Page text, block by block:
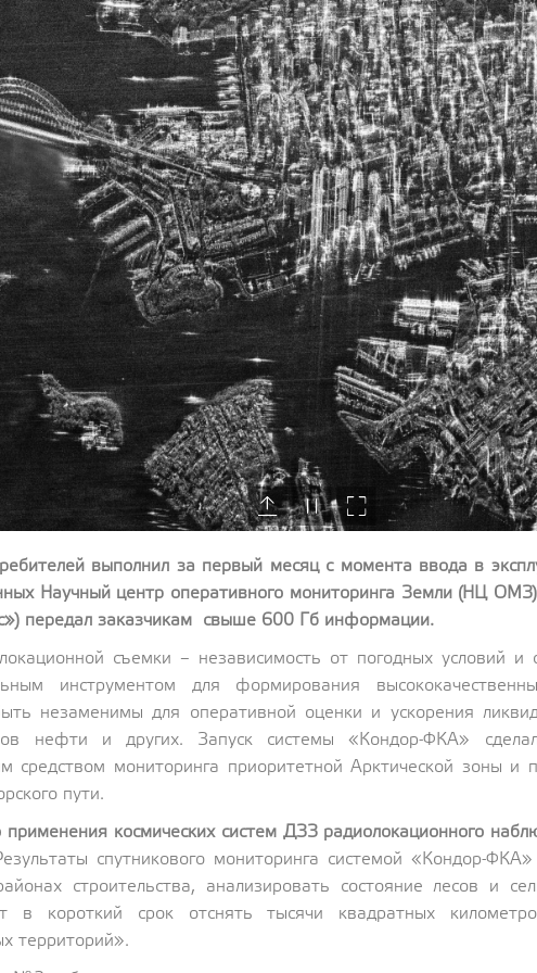
выполнил за первый месяц с момента ввода в
Научный центр оперативного мониторинга Земли (НЦ ОМЗ)
передал заказчикам свыше 600 Гб информации.
съемки – независимость от погодных условий
инструментом для формирования
незаменимы для оперативной оценки и ускорения
нефти и других. Запуск системы «Кондор-ФКА»
средством мониторинга приоритетной Арктической зоны и
пути.
применения космических систем ДЗЗ радиолокационного
спутникового мониторинга системой «Кондор-
строительства, анализировать состояние лесов и
в короткий срок отснять тысячи квадратных
территорий».